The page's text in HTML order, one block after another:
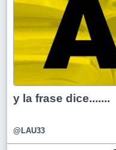
y la frase dice.......
@LAU33